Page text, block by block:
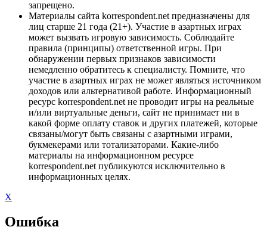
запрещено.
Материалы сайта korrespondent.net предназначены для
лиц старше 21 года (21+). Участие в азартных играх
может вызвать игровую зависимость. Соблюдайте
правила (принципы) ответственной игры. При
обнаружении первых признаков зависимости
немедленно обратитесь к специалисту. Помните, что
участие в азартных играх не может являться источником
доходов или альтернативой работе. Информационный
ресурс korrespondent.net не проводит игры на реальные
и/или виртуальные деньги, сайт не принимает ни в
какой форме оплату ставок и других платежей, которые
связаны/могут быть связаны с азартными играми,
букмекерами или тотализаторами. Какие-либо
материалы на информационном ресурсе
korrespondent.net публикуются исключительно в
информационных целях.
X
Ошибка